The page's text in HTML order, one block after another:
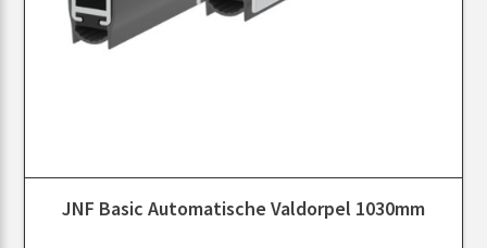
JNF Basic Automatische Valdorpel 1030mm